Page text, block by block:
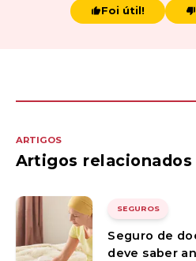
Foi útil!
ARTIGOS
Artigos relacionados
SEGUROS
Seguro de
deve saber